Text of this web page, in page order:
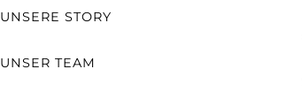
UNSERE STORY
UNSER TEAM